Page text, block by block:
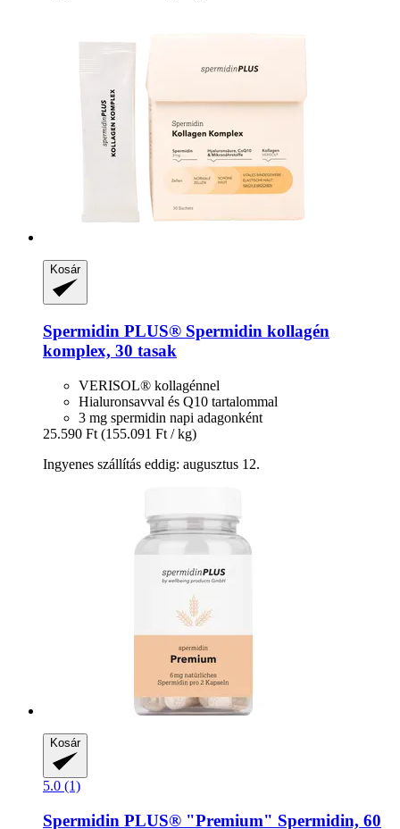
Kosár
Spermidin PLUS® Spermidin kollagén
komplex, 30 tasak
VERISOL® kollagénnel
Hialuronsavval és Q10 tartalommal
3 mg spermidin napi adagonként
25.590 Ft (155.091 Ft / kg)
Ingyenes szállítás eddig: augusztus 12.
Kosár
5.0 (1)
Spermidin PLUS® "Premium" Spermidin, 60